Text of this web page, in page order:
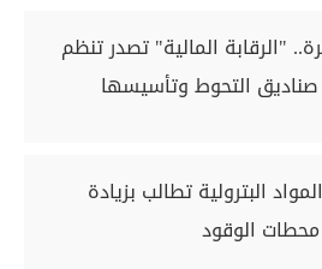
"الرقابة المالية" تصدر تنظم
التحوط وتأسيسها
البترولية تطالب بزيادة
الوقود